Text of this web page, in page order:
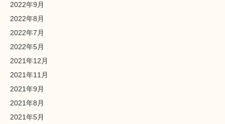
2022年9月
2022年8月
2022年7月
2022年5月
2021年12月
2021年11月
2021年9月
2021年8月
2021年5月